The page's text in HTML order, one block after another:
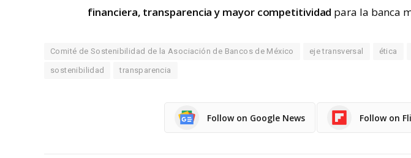
financiera, transparencia y mayor competitividad para la banca
Comité de Sostenibilidad de la Asociación de Bancos de México eje transversal ética
sostenibilidad transparencia
Follow on Google News Follow on